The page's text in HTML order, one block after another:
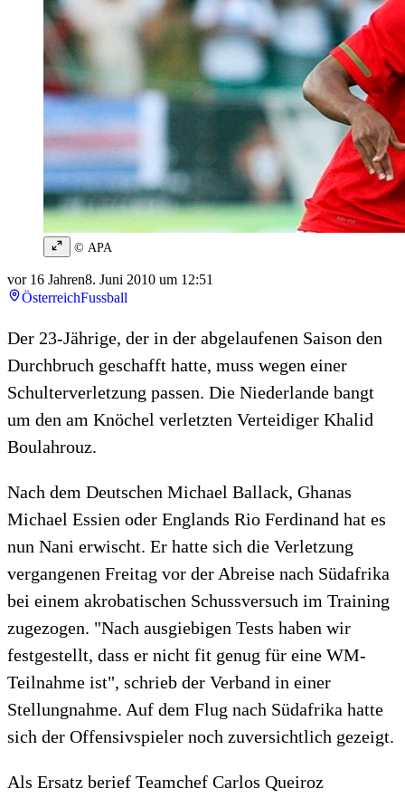
© APA
vor 16 Jahren8. Juni 2010 um 12:51
ÖsterreichFussball
Der 23-Jährige, der in der abgelaufenen Saison den
Durchbruch geschafft hatte, muss wegen einer
Schulterverletzung passen. Die Niederlande bangt
um den am Knöchel verletzten Verteidiger Khalid
Boulahrouz.
Nach dem Deutschen Michael Ballack, Ghanas
Michael Essien oder Englands Rio Ferdinand hat es
nun Nani erwischt. Er hatte sich die Verletzung
vergangenen Freitag vor der Abreise nach Südafrika
bei einem akrobatischen Schussversuch im Training
zugezogen. "Nach ausgiebigen Tests haben wir
festgestellt, dass er nicht fit genug für eine WM-
Teilnahme ist", schrieb der Verband in einer
Stellungnahme. Auf dem Flug nach Südafrika hatte
sich der Offensivspieler noch zuversichtlich gezeigt.
Als Ersatz berief Teamchef Carlos Queiroz